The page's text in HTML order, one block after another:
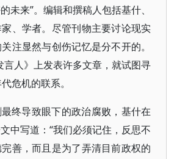
未来”。编辑和撰稿人包括基什、
、学者。尽管刊物主要讨论现实
注显然与创伤记忆是分不开的。
言人》上发表许多文章，就试图寻
危机的联系。
终导致眼下的政治腐败，基什在
中写道：“我们必须记住，反思不
善，而且是为了弄清目前政权的